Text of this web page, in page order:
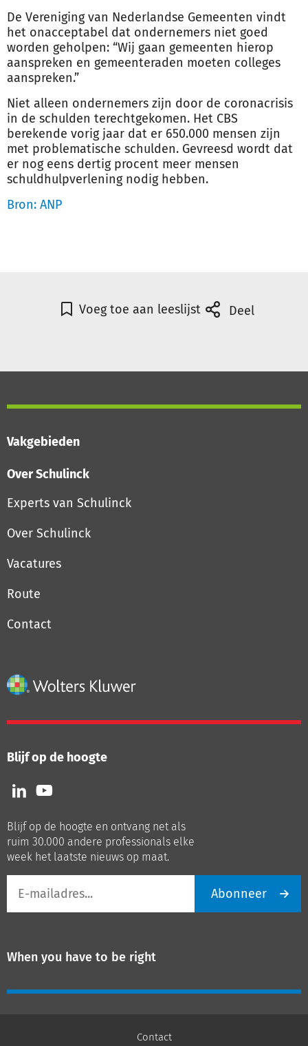
De Vereniging van Nederlandse Gemeenten vindt
het onacceptabel dat ondernemers niet goed
worden geholpen: “Wij gaan gemeenten hierop
aanspreken en gemeenteraden moeten colleges
aanspreken.”
Niet alleen ondernemers zijn door de coronacrisis
in de schulden terechtgekomen. Het CBS
berekende vorig jaar dat er 650.000 mensen zijn
met problematische schulden. Gevreesd wordt dat
er nog eens dertig procent meer mensen
schuldhulpverlening nodig hebben.
Bron: ANP
Voeg toe aan leeslijst Deel
Vakgebieden
Over Schulinck
Experts van Schulinck
Over Schulinck
Vacatures
Route
Contact
Blijf op de hoogte
Volg
ons
LinkedIn
Volg
ons
Youtube
Blijf op de hoogte en ontvang net als
ruim 30.000 andere professionals elke
week het laatste nieuws op maat.
mailadres
Abonneer
When you have to be right
Contact